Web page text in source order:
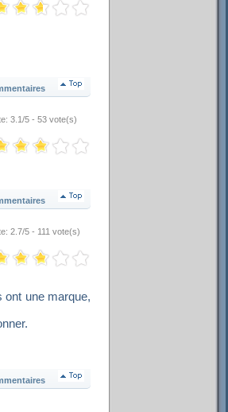
3.1/5 - 53 vote(s)
2.7/5 - 111 vote(s)
une marque,